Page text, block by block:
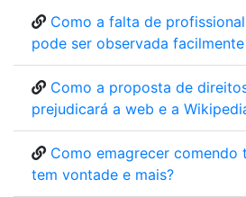
Como a falta de
pode ser observada
Como a proposta de
prejudicará a web e a
Como emagrecer comendo
tem vontade e mais?